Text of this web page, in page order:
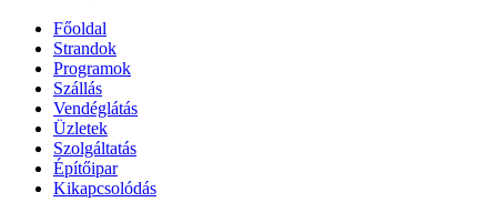
Főoldal
Strandok
Programok
Szállás
Vendéglátás
Üzletek
Szolgáltatás
Építőipar
Kikapcsolódás